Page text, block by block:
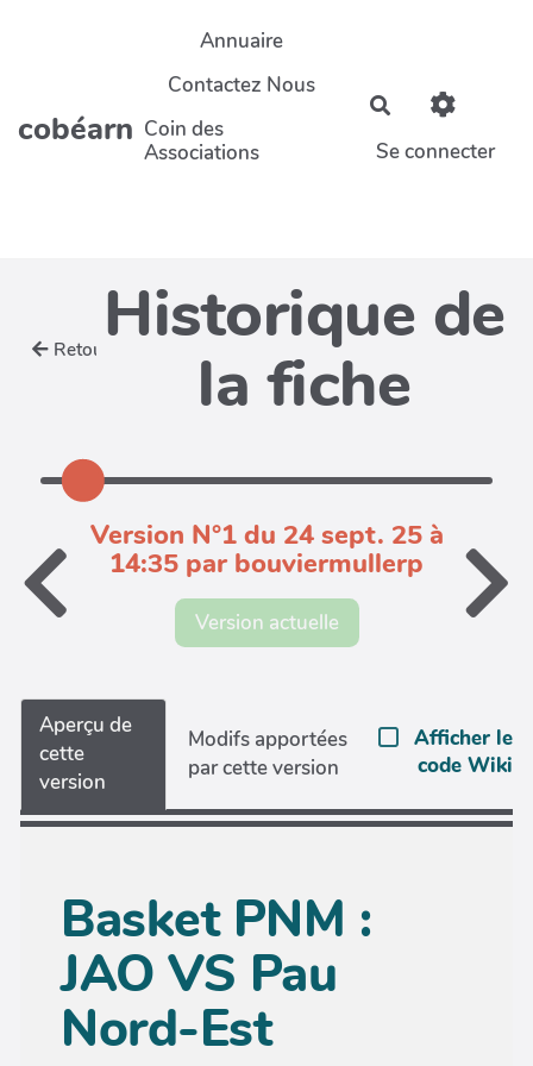
Aller au contenu principal
cobéarn
Annuaire
Contactez Nous
Coin des
Associations
Rechercher
Se connecter
Retour Historique de
la fiche
Version N°1 du 24 sept. 25 à
14:35 par bouviermullerp
Version actuelle
Aperçu de
cette
version
Modifs apportées
par cette version
Afficher le
code Wiki
Basket PNM :
JAO VS Pau
Nord-Est